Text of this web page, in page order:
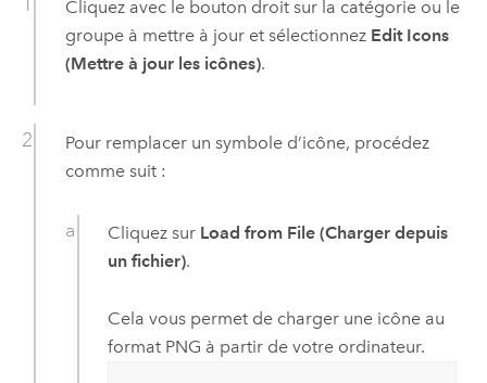
Cliquez avec le bouton droit sur la catégorie ou le
groupe à mettre à jour et sélectionnez Edit Icons
(Mettre à jour les icônes).
Pour remplacer un symbole d’icône, procédez
comme suit :
Cliquez sur Load from File (Charger depuis
un fichier).
Cela vous permet de charger une icône au
format PNG à partir de votre ordinateur.